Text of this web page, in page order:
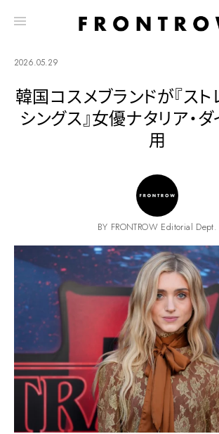
2026.05.29
韓国コスメブランドが『スト
シングス』女優ナタリア・
用
BY FRONTROW Editorial Dept.